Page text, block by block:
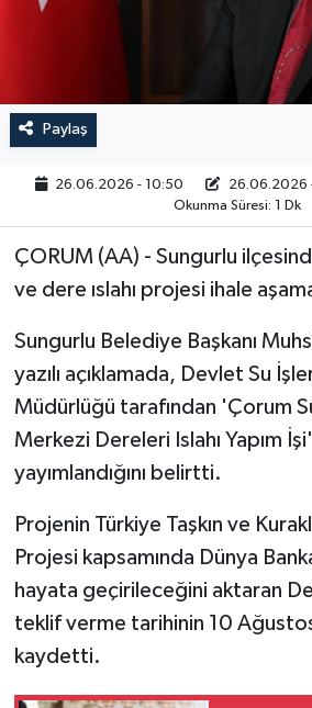
Paylaş
26.06.2026 - 10:50 26.06.2026
Okunma Süresi: 1 Dk
ÇORUM (AA) - Sungurlu
ve dere ıslahı projesi ihale
Sungurlu Belediye Başkanı
yazılı açıklamada, Devlet Su
Müdürlüğü tarafından 'Çorum
Merkezi Dereleri Islahı Yapım
yayımlandığını belirtti.
Projenin Türkiye Taşkın ve
Projesi kapsamında Dünya
hayata geçirileceğini aktaran
teklif verme tarihinin 10
kaydetti.